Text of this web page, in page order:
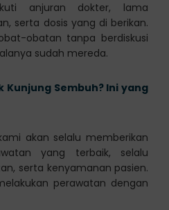
anjuran dokter, lama
serta dosis yang di berikan.
obatan tanpa berdiskusi
sudah mereda.
Kunjung Sembuh? Ini yang
akan selalu memberikan
yang terbaik, selalu
serta kenyamanan pasien.
perawatan dengan